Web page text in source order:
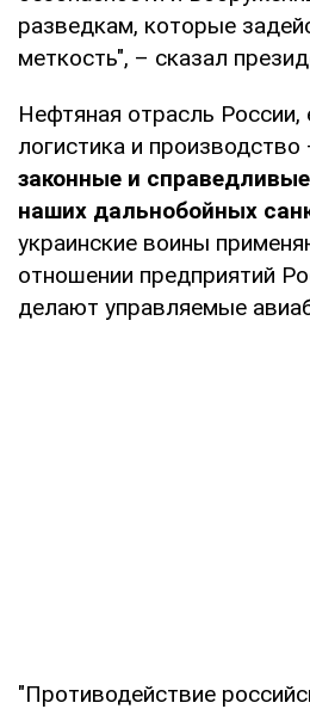
разведкам, которые
меткость", – сказал
Нефтяная отрасль России,
логистика и производство
законные и
наших дальнобойных
украинские воины
отношении предприятий
делают управляемые
"Противодействие